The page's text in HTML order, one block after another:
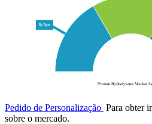
Pedido de Personalização Para obter
sobre o mercado.